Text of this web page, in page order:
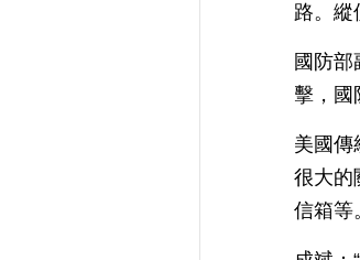
路。縱
國防
擊，國
美國傳
很大的
信箱等